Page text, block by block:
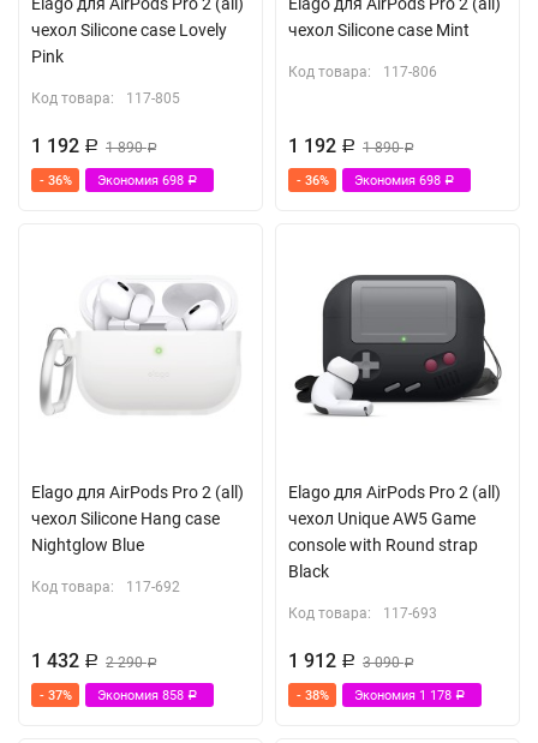
чехол Silicone case Lovely
Pink
Код товара: 117-805
1 192 Р 1 890Р
- 36% Экономия 698 Р
чехол Silicone case Mint
Код товара: 117-806
1 192 Р 1 890Р
- 36% Экономия 698 Р
Elago для AirPods Pro 2 (all)
чехол Silicone Hang case
Nightglow Blue
Код товара: 117-692
1 432 Р 2 290Р
- 37% Экономия 858 Р
Elago для AirPods Pro 2 (all)
чехол Unique AW5 Game
console with Round strap
Black
Код товара: 117-693
1 912 Р 3 090Р
- 38% Экономия 1 178 Р